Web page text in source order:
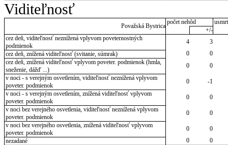
Viditeľnosť
Považská Bystrica
počet nehôd
+/-
cez deň, viditeľnosť neznížená vplyvom poveternostných
podmienok
4
3
cez deň, znížená viditeľnosť (svitanie, súmrak)
0
0
cez deň, znížená viditeľnosť vplyvom poveter. podmienok (hmla,
sneženie, dážď ...)
0
0
v noci - s verejným osvetlením, viditeľnosť neznížená vplyvom
poveter. podmienok
0
-1
v noci - s verejným osvetlením, znížená viditeľnosť vplyvom
poveter. podmienok
0
0
v noci bez verejného osvetlenia, viditeľnosť neznížená vplyvom
poveter. podmienok
0
0
v noci bez verejného osvetlenia, znížená viditeľnosť vplyvom
poveter. podmienok
0
0
nezadané
0 0